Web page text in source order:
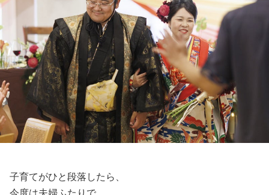
子育てがひと段落したら、
今度は夫婦ふたりで、